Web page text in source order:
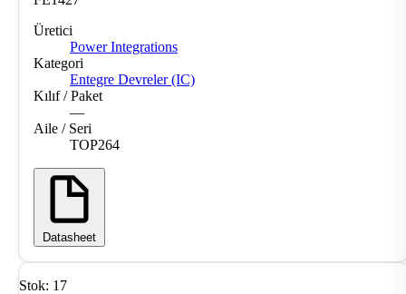
Üretici
Power Integrations
Kategori
Entegre Devreler (IC)
Kılıf / Paket
—
Aile / Seri
TOP264
Datasheet
Stok: 17